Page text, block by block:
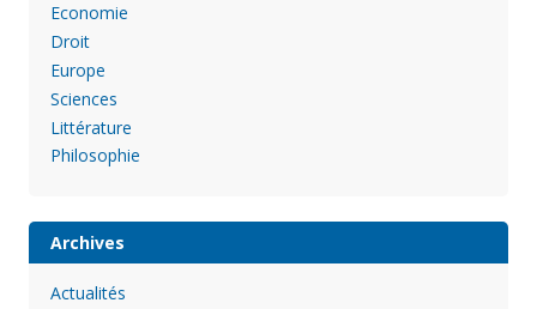
Economie
Droit
Europe
Sciences
Littérature
Philosophie
Archives
Actualités